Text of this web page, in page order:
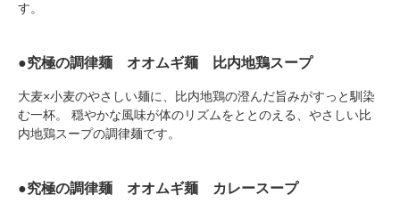
す。
●究極の調律麺 オオムギ麺 比内地鶏スープ
大麦×小麦のやさしい麺に、比内地鶏の澄んだ旨みがすっと馴染
む一杯。 穏やかな風味が体のリズムをととのえる、やさしい比
内地鶏スープの調律麺です。
●究極の調律麺 オオムギ麺 カレースープ